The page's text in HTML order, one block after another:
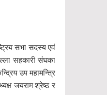
सभा सदस्य एवं
सहकारी संघका
उप महामन्त्रि
जयराम श्रेष्ठ र